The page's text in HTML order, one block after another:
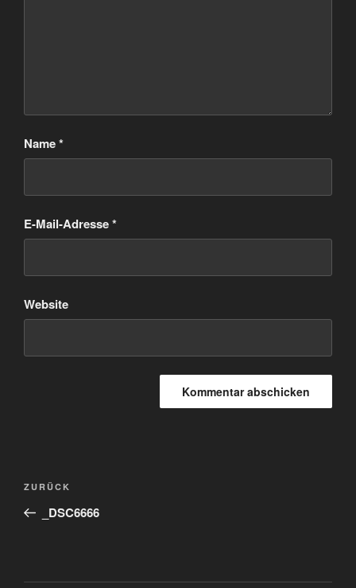
Name*
E-Mail-Adresse*
Website
Beitragsnavigation
Vorheriger
Beitrag
ZURÜCK
_DSC6666